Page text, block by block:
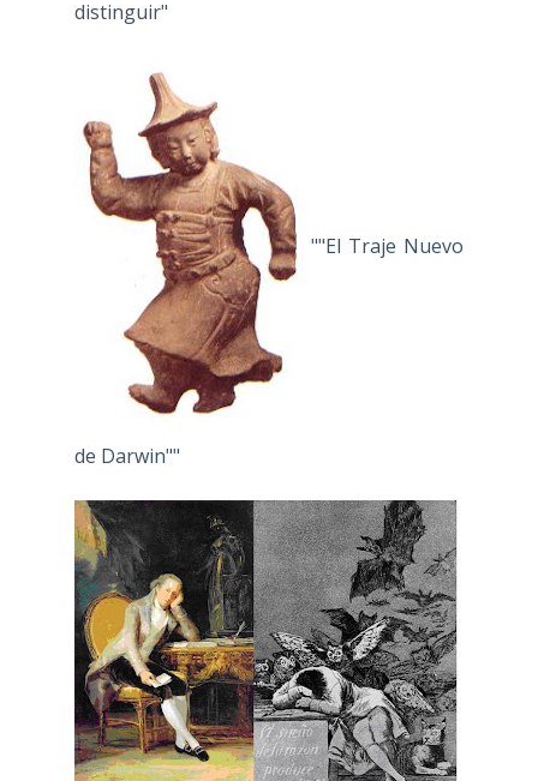
distinguir"
""El Traje Nuevo
de Darwin""